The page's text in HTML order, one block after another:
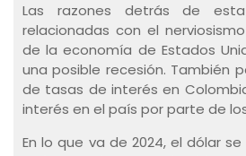
Las razones detrás de
relacionadas con el
de la economía de Estados
una posible recesión. También
de tasas de interés en
interés en el país por parte de
En lo que va de 2024, el dólar